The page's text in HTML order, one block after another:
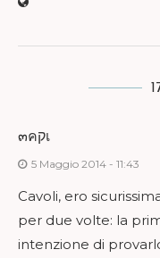
๓คקเ
5 Maggio 2014 - 11:43
Cavoli, ero
per due volte: la
intenzione di